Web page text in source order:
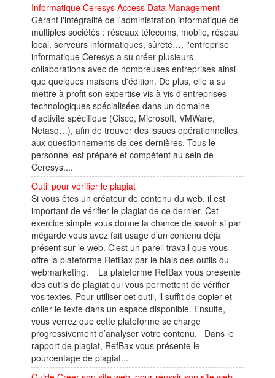
Informatique Ceresys Access Data Management
Gèrant l'intégralité de l'administration informatique de
multiples sociétés : réseaux télécoms, mobile, réseau
local, serveurs informatiques, sûreté…, l'entreprise
informatique Ceresys a su créer plusieurs
collaborations avec de nombreuses entreprises ainsi
que quelques maisons d'édition. De plus, elle a su
mettre à profit son expertise vis à vis d'entreprises
technologiques spécialisées dans un domaine
d'activité spécifique (Cisco, Microsoft, VMWare,
Netasq…), afin de trouver des issues opérationnelles
aux questionnements de ces dernières. Tous le
personnel est préparé et compétent au sein de
Ceresys....
Outil pour vérifier le plagiat
Si vous êtes un créateur de contenu du web, il est
important de vérifier le plagiat de ce dernier. Cet
exercice simple vous donne la chance de savoir si par
mégarde vous avez fait usage d’un contenu déjà
présent sur le web. C’est un pareil travail que vous
offre la plateforme RefBax par le biais des outils du
webmarketing. La plateforme RefBax vous présente
des outils de plagiat qui vous permettent de vérifier
vos textes. Pour utiliser cet outil, il suffit de copier et
coller le texte dans un espace disponible. Ensuite,
vous verrez que cette plateforme se charge
progressivement d’analyser votre contenu. Dans le
rapport de plagiat, RefBax vous présente le
pourcentage de plagiat...